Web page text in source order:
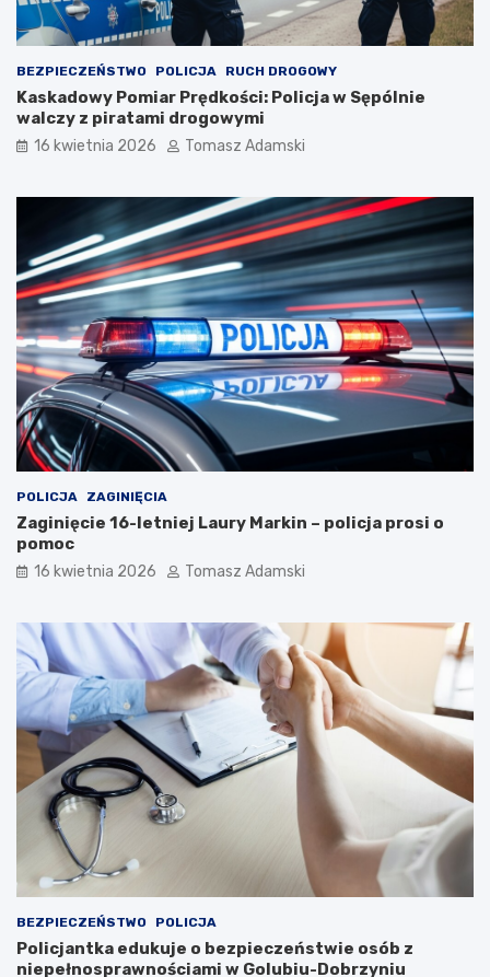
BEZPIECZEŃSTWO POLICJA RUCH DROGOWY
Kaskadowy Pomiar Prędkości: Policja w Sępólnie
walczy z piratami drogowymi
16 kwietnia 2026 Tomasz Adamski
POLICJA ZAGINIĘCIA
Zaginięcie 16-letniej Laury Markin – policja prosi o
pomoc
16 kwietnia 2026 Tomasz Adamski
BEZPIECZEŃSTWO POLICJA
Policjantka edukuje o bezpieczeństwie osób z
niepełnosprawnościami w Golubiu-Dobrzyniu